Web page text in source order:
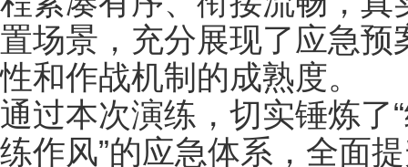
置场景，充分展现了应急
性和作战机制的成熟度。
通过本次演练，切实锤炼了
练作风”的应急体系，全面